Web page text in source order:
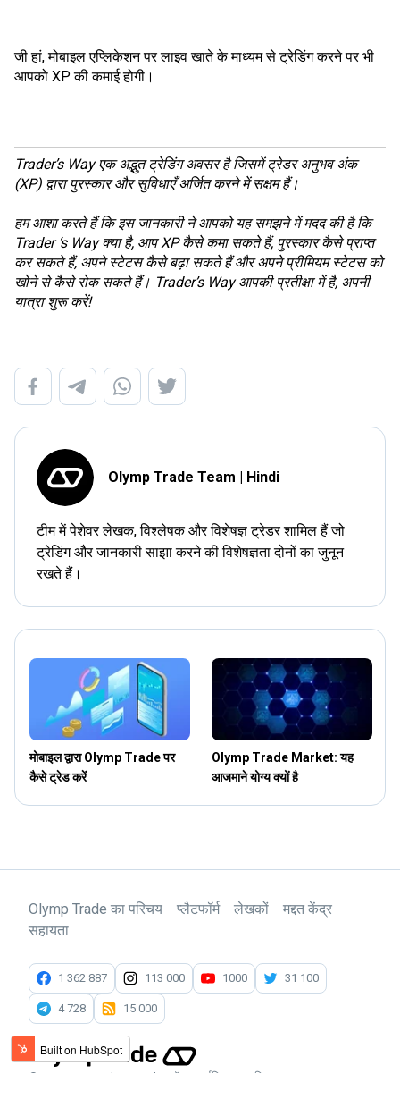
जी हां, मोबाइल एप्लिकेशन पर लाइव खाते के माध्यम से ट्रेडिंग करने पर भी
आपको XP की कमाई होगी।
Trader’s Way एक अद्भुत ट्रेडिंग अवसर है जिसमें ट्रेडर अनुभव अंक
(XP) द्वारा पुरस्कार और सुविधाएँ अर्जित करने में सक्षम हैं।
हम आशा करते हैं कि इस जानकारी ने आपको यह समझने में मदद की है कि
Trader ‘s Way क्या है, आप XP कैसे कमा सकते हैं, पुरस्कार कैसे प्राप्त
कर सकते हैं, अपने स्टेटस कैसे बढ़ा सकते हैं और अपने प्रीमियम स्टेटस को
खोने से कैसे रोक सकते हैं। Trader’s Way आपकी प्रतीक्षा में है, अपनी
यात्रा शुरू करें!
Olymp Trade Team | Hindi
टीम में पेशेवर लेखक, विश्लेषक और विशेषज्ञ ट्रेडर शामिल हैं जो
ट्रेडिंग और जानकारी साझा करने की विशेषज्ञता दोनों का जुनून
रखते हैं।
मोबाइल द्वारा Olymp Trade पर
कैसे ट्रेड करें
Olymp Trade Market: यह
आजमाने योग्य क्यों है
Olymp Trade का परिचय प्लैटफॉर्म लेखकों
मद्दत केंद्र
सहायता
1 362 887 113 000 1000 31 100
4 728 15 000
© 2014 - 2026 Olymptrade ब्लॉग। सर्वाधिकार सुरक्षित।